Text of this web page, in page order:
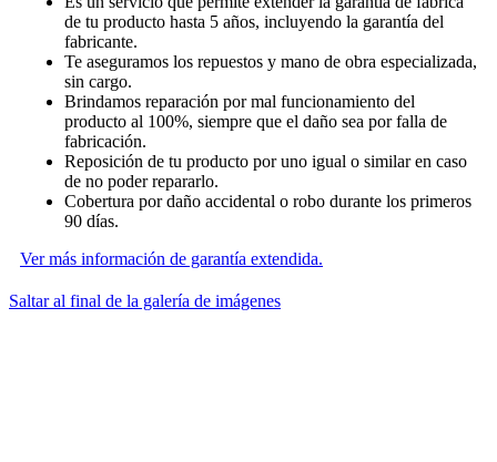
de tu producto hasta 5 años, incluyendo la garantía del
fabricante.
Te aseguramos los repuestos y mano de obra especializada,
sin cargo.
Brindamos reparación por mal funcionamiento del
producto al 100%, siempre que el daño sea por falla de
fabricación.
Reposición de tu producto por uno igual o similar en caso
de no poder repararlo.
Cobertura por daño accidental o robo durante los primeros
90 días.
Ver más información de garantía extendida.
Saltar al final de la galería de imágenes